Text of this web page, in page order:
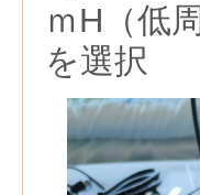
ｍH（低
を選択